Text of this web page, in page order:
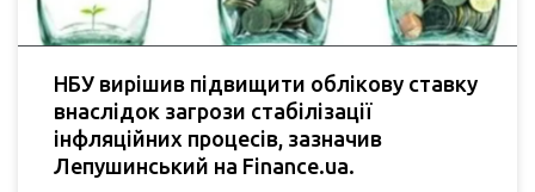
НБУ вирішив підвищити облікову ставку
внаслідок загрози стабілізації
інфляційних процесів, зазначив
Лепушинський на Finance.ua.